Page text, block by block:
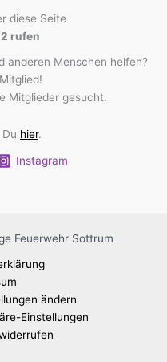
diese Seite
rufen
anderen Menschen helfen?
Mitglieder gesucht.
hier.
Instagram
Feuerwehr Sottrum
ändern
Einstellungen